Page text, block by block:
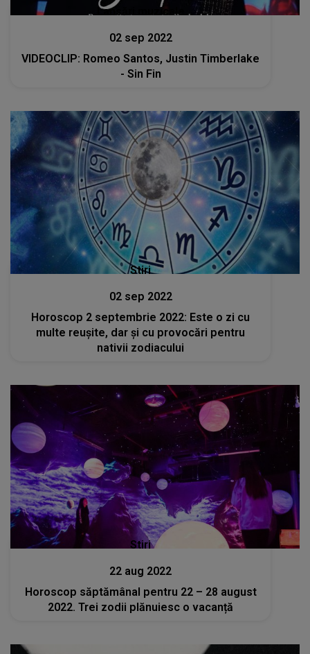
Lansări muzicale
02 sep 2022
VIDEOCLIP: Romeo Santos, Justin Timberlake
- Sin Fin
Stiri
02 sep 2022
Horoscop 2 septembrie 2022: Este o zi cu
multe reușite, dar și cu provocări pentru
nativii zodiacului
Stiri
22 aug 2022
Horoscop săptămânal pentru 22 – 28 august
2022. Trei zodii plănuiesc o vacanță